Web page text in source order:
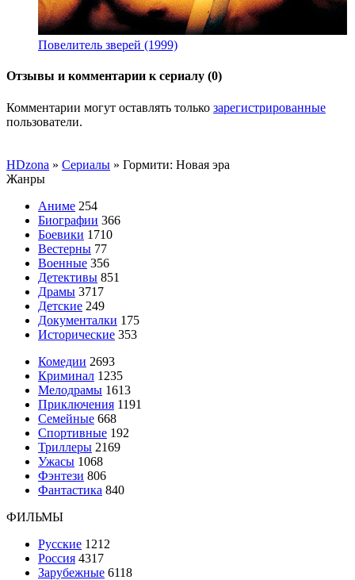
Повелитель зверей (1999)
Отзывы и комментарии к сериалу (0)
Комментарии могут оставлять только зарегистрированные
пользователи.
HDzona » Сериалы » Гормити: Новая эра
Жанры
Аниме 254
Биографии 366
Боевики 1710
Вестерны 77
Военные 356
Детективы 851
Драмы 3717
Детские 249
Документалки 175
Исторические 353
Комедии 2693
Криминал 1235
Мелодрамы 1613
Приключения 1191
Семейные 668
Спортивные 192
Триллеры 2169
Ужасы 1068
Фэнтези 806
Фантастика 840
ФИЛЬМЫ
Русские 1212
Россия 4317
Зарубежные 6118